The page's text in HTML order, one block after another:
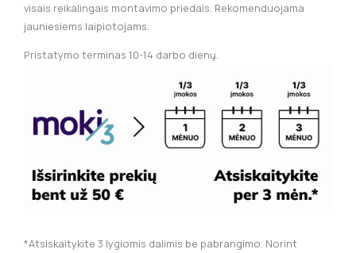
visais reikalingais montavimo priedais. Rekomenduojama
jauniesiems laipiotojams.
Pristatymo terminas 10-14 darbo dienų.
*Atsiskaitykite 3 lygiomis dalimis be pabrangimo. Norint